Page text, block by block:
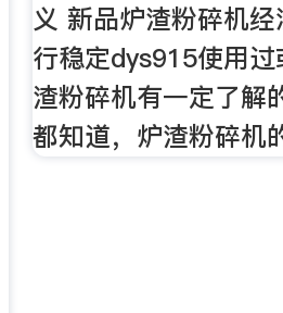
义 新品炉渣粉碎机
行稳定dys915使用过
渣粉碎机有一定了解
都知道，炉渣粉碎机